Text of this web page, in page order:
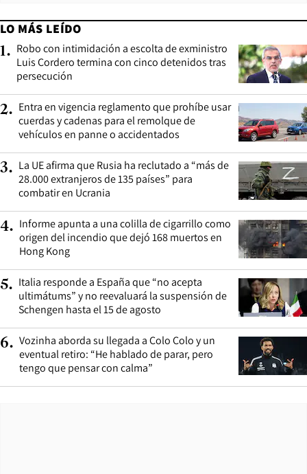
LO MÁS LEÍDO
1. Robo con intimidación a escolta de exministro
Luis Cordero termina con cinco detenidos tras
persecución
2. Entra en vigencia reglamento que prohíbe usar
cuerdas y cadenas para el remolque de
vehículos en panne o accidentados
3. La UE afirma que Rusia ha reclutado a “más de
28.000 extranjeros de 135 países” para
combatir en Ucrania
4. Informe apunta a una colilla de cigarrillo como
origen del incendio que dejó 168 muertos en
Hong Kong
5. Italia responde a España que “no acepta
ultimátums” y no reevaluará la suspensión de
Schengen hasta el 15 de agosto
6. Vozinha aborda su llegada a Colo Colo y un
eventual retiro: “He hablado de parar, pero
tengo que pensar con calma”